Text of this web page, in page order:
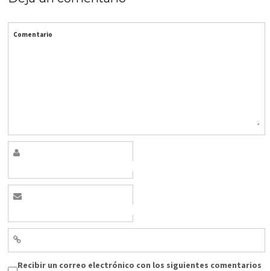
Comentario
Recibir un correo electrónico con los siguientes comentarios